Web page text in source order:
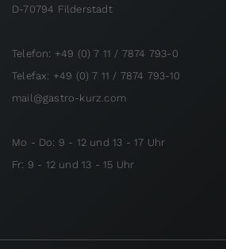
D-70794 Filderstadt
Telefon: +49 (0) 7 11 / 7874 793-0
Telefax: +49 (0) 7 11 / 7874 793-10
mail@gastro-kurz.com
Mo - Do: 9 - 12 und 13 - 17 Uhr
Fr: 9 - 12 und 13 - 15 Uhr